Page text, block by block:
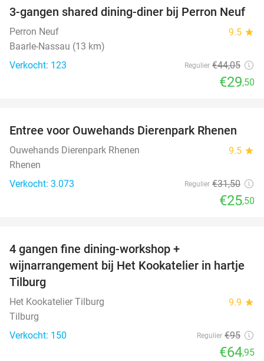
33%
3-gangen shared dining-diner bij Perron Neuf
Perron Neuf 9.5 star
Baarle-Nassau (13 km)
Verkocht: 123
Regulier €44,05
€29,50
19%
Entree voor Ouwehands Dierenpark Rhenen
Ouwehands Dierenpark Rhenen 9.5 star
Rhenen
Verkocht: 3.073
Regulier €31,50
€25,50
4 gangen fine dining-workshop +
wijnarrangement bij Het Kookatelier in hartje
Tilburg
Het Kookatelier Tilburg 9.9 star
Tilburg
Verkocht: 150
Regulier €95
€64,95